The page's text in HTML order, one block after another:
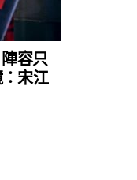
容只
宋江